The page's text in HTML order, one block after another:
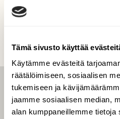
Tämä sivusto käyttää
Käytämme evästeitä
räätälöimiseen, sosiaalisen
tukemiseen ja
jaamme sosiaalisen median,
alan kumppaneillemme tietoja